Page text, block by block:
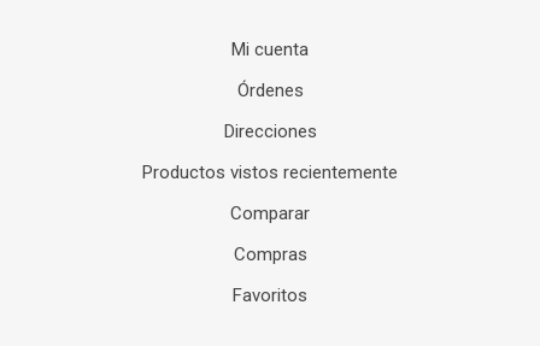
Mi cuenta
Órdenes
Direcciones
Productos vistos recientemente
Comparar
Compras
Favoritos